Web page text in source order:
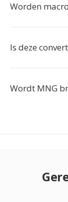
Worden
Is deze
Wordt MNG